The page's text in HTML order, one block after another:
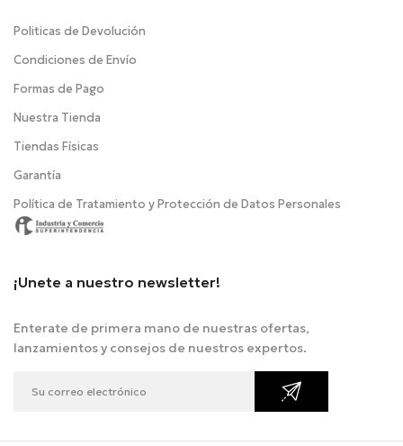
Politicas de Devolución
Condiciones de Envío
Formas de Pago
Nuestra Tienda
Tiendas Físicas
Garantía
Política de Tratamiento y Protección de Datos Personales
¡Unete a nuestro newsletter!
Enterate de primera mano de nuestras ofertas,
lanzamientos y consejos de nuestros expertos.